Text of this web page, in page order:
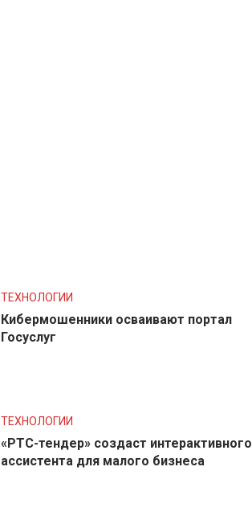
ТЕХНОЛОГИИ
Кибермошенники осваивают портал
Госуслуг
ТЕХНОЛОГИИ
«РТС-тендер» создаст интерактивного
ассистента для малого бизнеса